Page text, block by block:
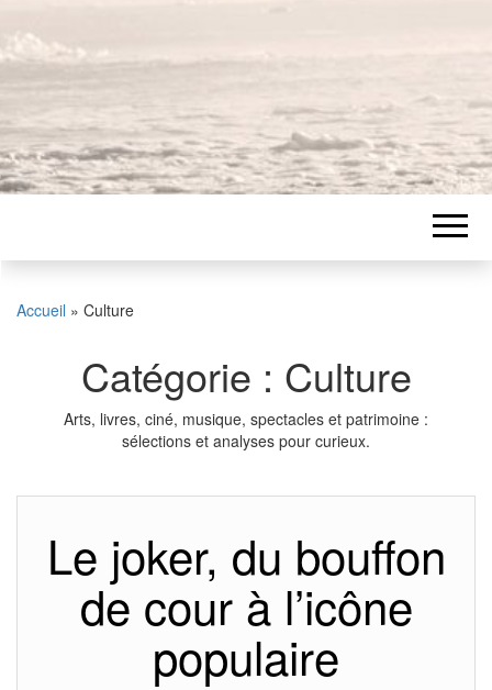
Accueil » Culture
Catégorie : Culture
Arts, livres, ciné, musique, spectacles et patrimoine :
sélections et analyses pour curieux.
Le joker, du bouffon
de cour à l’icône
populaire